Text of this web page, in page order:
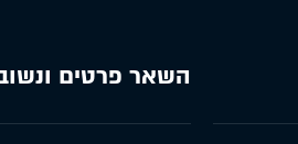
השאר פרטים